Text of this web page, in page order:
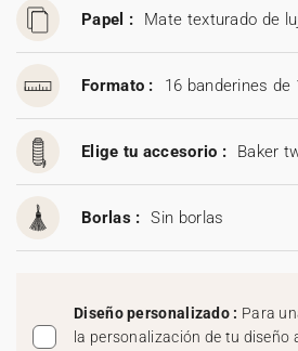
Papel : Mate texturado de
Formato : 16 banderines de
Elige tu accesorio : Baker
Borlas : Sin borlas
Diseño personalizado : Para
la personalización de tu